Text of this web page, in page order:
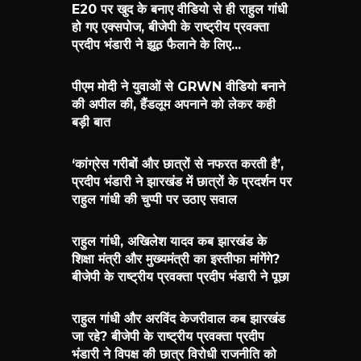
E20 पर खुद के बनाए वीडियो से ही राहुल गांधी
हो गए एक्सपोज, बीजेपी के राष्ट्रीय प्रवक्ता
प्रदीप भंडारी ने झूठ फैलाने के लिए...
पीएम मोदी ने युवाओं से GRWN वीडियो बनाने
की अपील की, हैंडलूम अपनाने को लेकर कही
बड़ी बात
‘कांग्रेस गरीबों और छात्रों से नफरत करती है’,
प्रदीप भंडारी ने झारखंड में छात्रों के प्रदर्शन पर
राहुल गांधी की चुप्पी पर उठाए सवाल
राहुल गांधी, अखिलेश यादव कब झारखंड के
शिक्षा मंत्री और मुख्यमंत्री का इस्तीफा मांगेंगे?
बीजेपी के राष्ट्रीय प्रवक्ता प्रदीप भंडारी ने पूछा
राहुल गांधी और अरविंद केजरीवाल कब झारखंड
जा रहे? बीजेपी के राष्ट्रीय प्रवक्ता प्रदीप
भंडारी ने विपक्ष की छात्र विरोधी राजनीति को